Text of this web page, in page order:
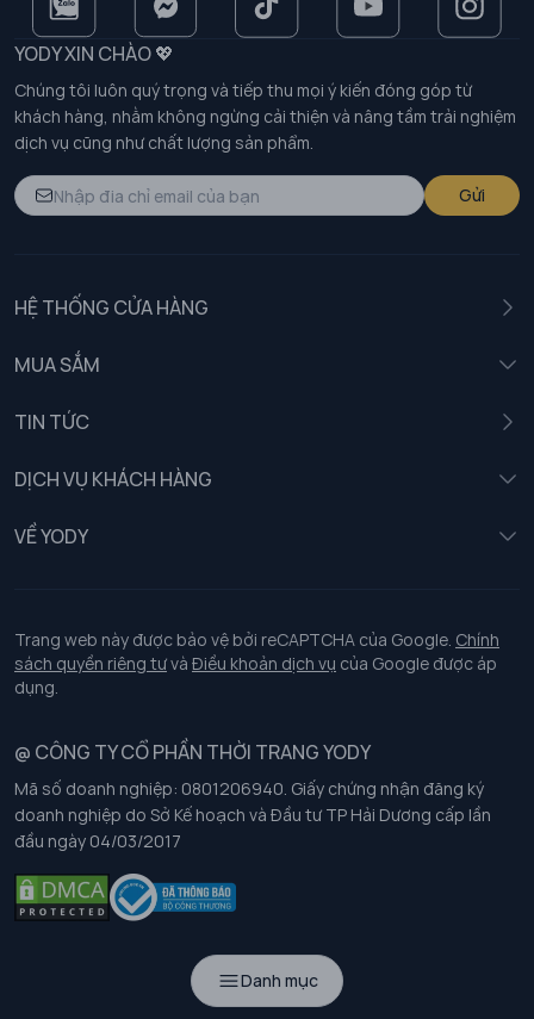
Danh mục
YODY XIN CHÀO 💖
Chúng tôi luôn quý trọng và tiếp thu mọi ý kiến đóng góp từ
khách hàng, nhằm không ngừng cải thiện và nâng tầm trải nghiệm
dịch vụ cũng như chất lượng sản phẩm.
Gửi
HỆ THỐNG CỬA HÀNG
MUA SẮM
TIN TỨC
DỊCH VỤ KHÁCH HÀNG
Chính sách khách hàng thân thiết
Chính sách bảo vệ dữ liệu cá nhân
Chính sách thanh toán, giao nhận
Chính sách chất lượng và an toàn sức khoẻ nghề nghiệp
Chính sách đơn đồng phục
Hướng dẫn chọn kích thước
VỀ YODY
Tuyển dụng
Trang web này được bảo vệ bởi reCAPTCHA của Google. Chính
sách quyền riêng tưvà Điều khoản dịch vụ của Google được áp
dụng.
@ CÔNG TY CỔ PHẦN THỜI TRANG YODY
Mã số doanh nghiệp: 0801206940. Giấy chứng nhận đăng ký
doanh nghiệp do Sở Kế hoạch và Đầu tư TP Hải Dương cấp lần
đầu ngày 04/03/2017